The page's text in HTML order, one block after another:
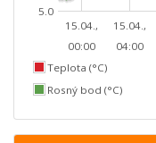
15.04.,
00:00
15.04.,
04:00
5.0
Teplota (°C)
Rosný bod (°C)